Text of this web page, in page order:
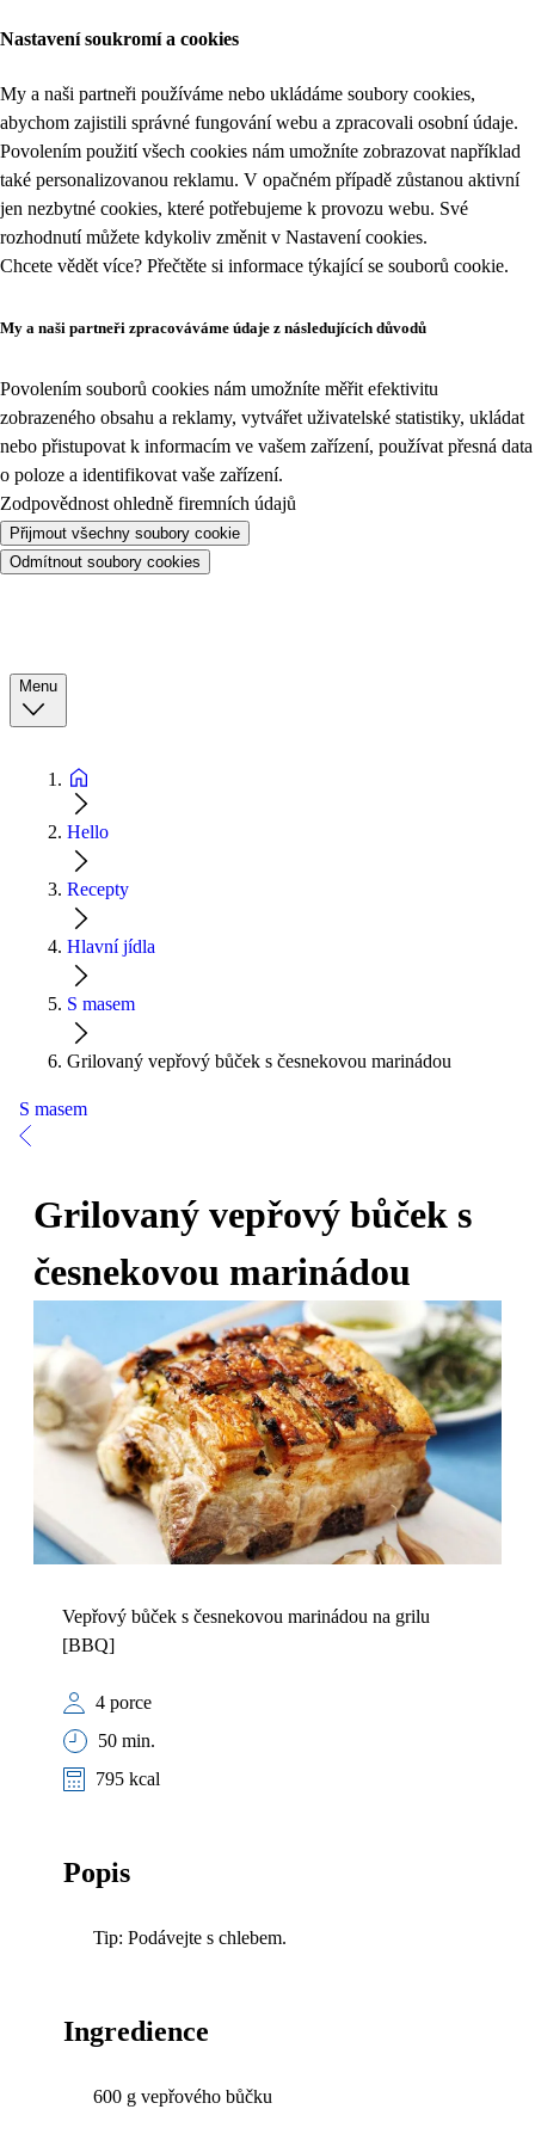
Nastavení soukromí a cookies
My a naši partneři používáme nebo ukládáme soubory cookies,
abychom zajistili správné fungování webu a zpracovali osobní údaje.
Povolením použití všech cookies nám umožníte zobrazovat například
také personalizovanou reklamu. V opačném případě zůstanou aktivní
jen nezbytné cookies, které potřebujeme k provozu webu. Své
rozhodnutí můžete kdykoliv změnit v Nastavení cookies.
Chcete vědět více? Přečtěte si informace týkající se souborů cookie.
My a naši partneři zpracováváme údaje z následujících důvodů
Povolením souborů cookies nám umožníte měřit efektivitu
zobrazeného obsahu a reklamy, vytvářet uživatelské statistiky, ukládat
nebo přistupovat k informacím ve vašem zařízení, používat přesná data
o poloze a identifikovat vaše zařízení.
Zodpovědnost ohledně firemních údajů
Přijmout všechny soubory cookie
Odmítnout soubory cookies
Menu
Hello
Recepty
Hlavní jídla
S masem
Grilovaný vepřový bůček s česnekovou marinádou
S masem
Grilovaný vepřový bůček s
česnekovou marinádou
Vepřový bůček s česnekovou marinádou na grilu
[BBQ]
4 porce
50 min.
795 kcal
Popis
Tip: Podávejte s chlebem.
Ingredience
600 g vepřového bůčku